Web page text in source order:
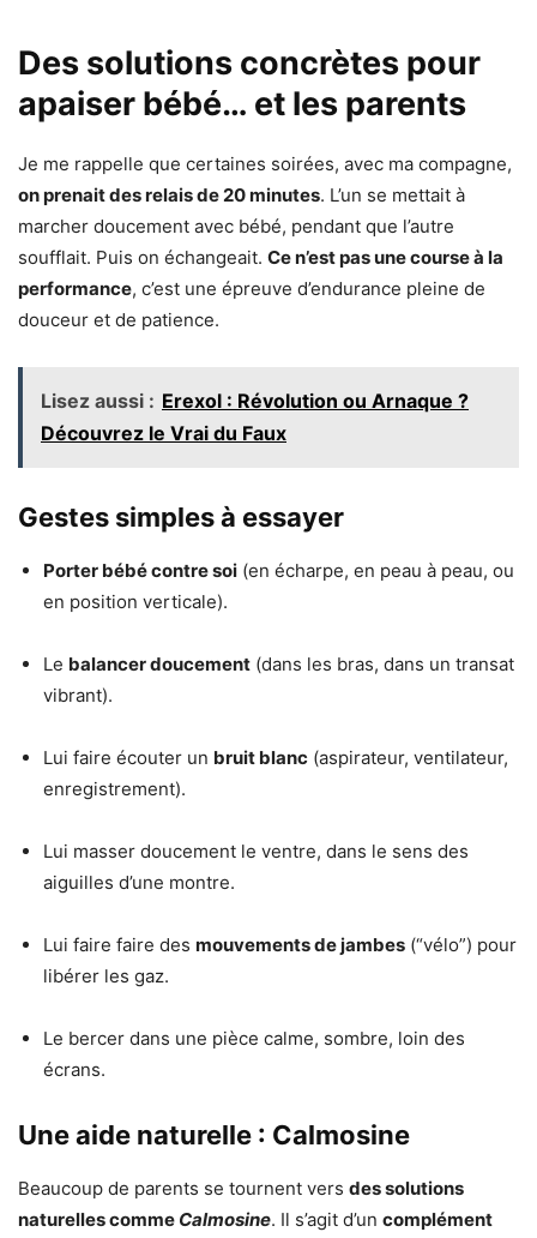
Des solutions concrètes pour
apaiser bébé… et les parents
Je me rappelle que certaines soirées, avec ma compagne,
on prenait des relais de 20 minutes. L’un se mettait à
marcher doucement avec bébé, pendant que l’autre
soufflait. Puis on échangeait. Ce n’est pas une course à la
performance, c’est une épreuve d’endurance pleine de
douceur et de patience.
Lisez aussi : Erexol : Révolution ou Arnaque ?
Découvrez le Vrai du Faux
Gestes simples à essayer
Porter bébé contre soi (en écharpe, en peau à peau, ou
en position verticale).
Le balancer doucement (dans les bras, dans un transat
vibrant).
Lui faire écouter un bruit blanc (aspirateur, ventilateur,
enregistrement).
Lui masser doucement le ventre, dans le sens des
aiguilles d’une montre.
Lui faire faire des mouvements de jambes (“vélo”) pour
libérer les gaz.
Le bercer dans une pièce calme, sombre, loin des
écrans.
Une aide naturelle : Calmosine
Beaucoup de parents se tournent vers des solutions
naturelles comme Calmosine. Il s’agit d’un complément